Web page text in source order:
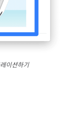
이션하기